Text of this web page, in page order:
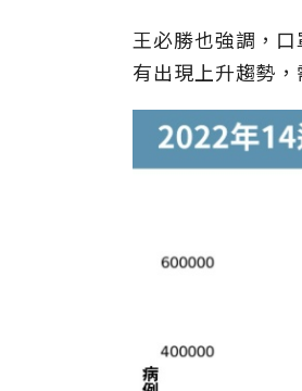
王必勝也強調，
有出現上升趨勢